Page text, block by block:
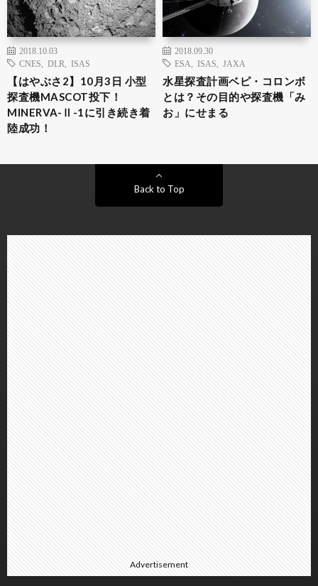
2018.10.03
CNES
DLR ISAS
【はやぶさ2】10月3日 小型
探査機MASCOT投下！
MINERVA-Ⅱ-1に引き続き着
陸成功！
2018.09.30
ESA
ISAS JAXA
水星探査計画ベピ・コロンボ
とは？その目的や探査機「み
お」にせまる
Back to Top
Advertisement